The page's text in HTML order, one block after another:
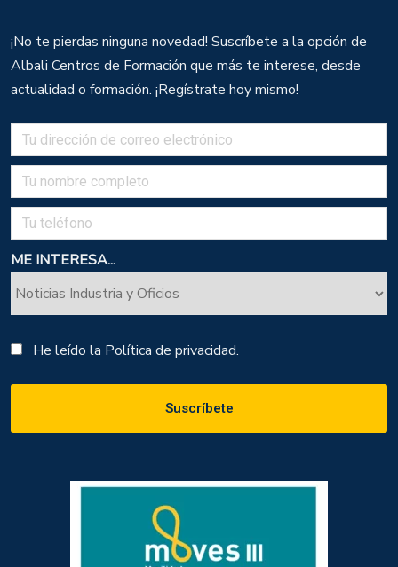
¡No te pierdas ninguna novedad! Suscríbete a la opción de
Albali Centros de Formación que más te interese, desde
actualidad o formación. ¡Regístrate hoy mismo!
ME INTERESA...
He leído la Política de privacidad.